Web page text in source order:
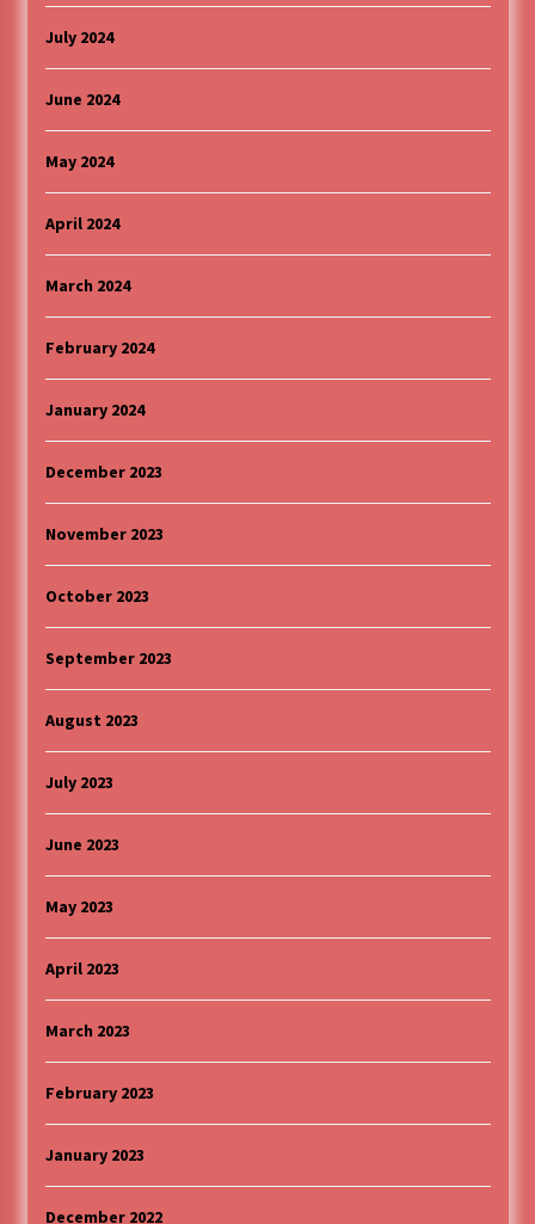
July 2024
June 2024
May 2024
April 2024
March 2024
February 2024
January 2024
December 2023
November 2023
October 2023
September 2023
August 2023
July 2023
June 2023
May 2023
April 2023
March 2023
February 2023
January 2023
December 2022